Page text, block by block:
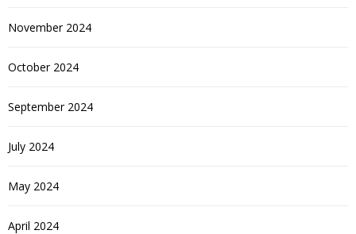
November 2024
October 2024
September 2024
July 2024
May 2024
April 2024